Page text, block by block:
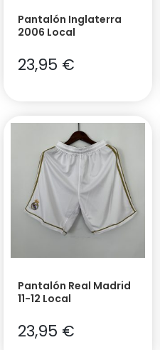
Pantalón Inglaterra
2006 Local
23,95 €
Pantalón Real Madrid
11-12 Local
23,95 €